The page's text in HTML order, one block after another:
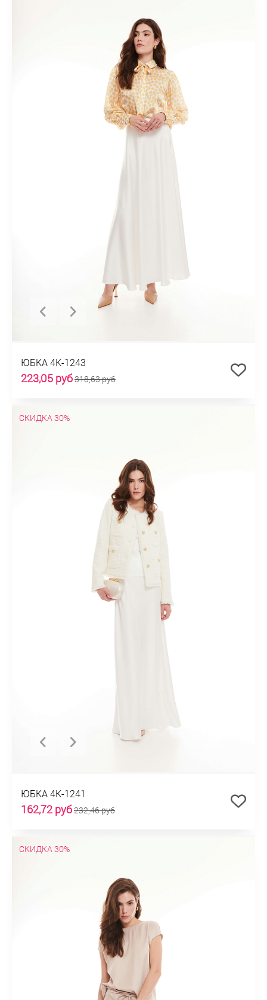
ЮБКА 4К-1243
223,05 руб318,63 руб
СКИДКА 30%
ЮБКА 4К-1241
162,72 руб232,46 руб
СКИДКА 30%